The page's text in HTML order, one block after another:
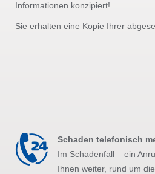
Informationen konzipiert!
Sie erhalten eine Kopie Ihrer
Schaden telefonisch
Im Schadenfall – ein
Ihnen weiter, rund um